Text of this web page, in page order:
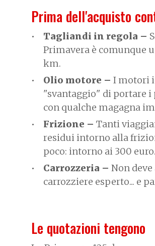
Prima dell'acquisto
Tagliandi in regola –
Primavera è comunque
km.
Olio motore – I motori
"svantaggio" di portare
con qualche magagna
Frizione – Tanti
residui intorno alla
poco: intorno ai 300 euro.
Carrozzeria – Non
carrozziere esperto... e
Le quotazioni tengono